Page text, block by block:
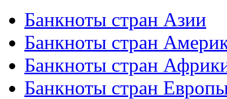
Банкноты стран Азии
Банкноты стран
Банкноты стран
Банкноты стран